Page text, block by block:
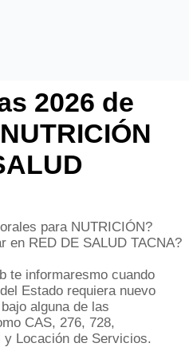
2026 de
para NUTRICIÓN?
en RED DE SALUD TACNA?
te informaresmo cuando
Estado requiera nuevo
alguna de las
CAS, 276, 728,
Locación de Servicios.